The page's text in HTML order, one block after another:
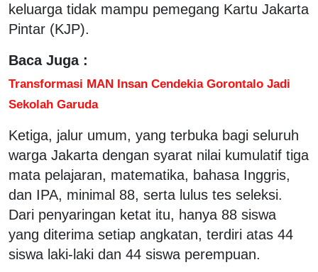
keluarga tidak mampu pemegang Kartu Jakarta
Pintar (KJP).
Baca Juga :
Transformasi MAN Insan Cendekia Gorontalo Jadi
Sekolah Garuda
Ketiga, jalur umum, yang terbuka bagi seluruh
warga Jakarta dengan syarat nilai kumulatif tiga
mata pelajaran, matematika, bahasa Inggris,
dan IPA, minimal 88, serta lulus tes seleksi.
Dari penyaringan ketat itu, hanya 88 siswa
yang diterima setiap angkatan, terdiri atas 44
siswa laki-laki dan 44 siswa perempuan.